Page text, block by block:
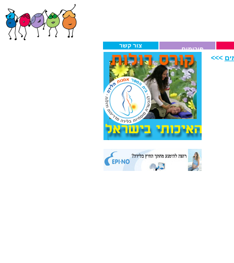
צור קשר פורומים
>>>